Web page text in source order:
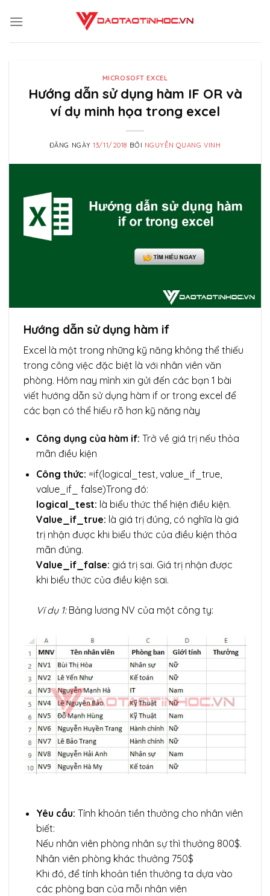
MICROSOFT EXCEL
Hướng dẫn sử dụng hàm IF OR và
ví dụ minh họa trong excel
ĐĂNG NGÀY13/11/2018 BỞI NGUYỄN QUANG VINH
Hướng dẫn sử dụng hàm if
Excel là một trong những kỹ năng không thể thiếu
trong công việc đặc biệt là với nhân viên văn
phòng. Hôm nay mình xin gửi đến các bạn 1 bài
viết hướng dẫn sử dụng hàm if or trong excel để
các bạn có thể hiểu rõ hơn kỹ năng này
Công dụng của hàm if: Trở về giá trị nếu thỏa
mãn điều kiện
Công thức: =if(logical_test, value_if_true,
value_if_ false)Trong đó:
logical_test: là biểu thức thể hiện điều kiện.
Value_if_true: là giá trị đúng, có nghĩa là giá
trị nhận được khi biểu thức của điều kiện thỏa
mãn đúng.
Value_if_false: giá trị sai. Giá trị nhận được
khi biểu thức của điều kiện sai.
Ví dụ 1: Bảng lương NV của một công ty:
Yêu cầu: Tính khoản tiền thưởng cho nhân viên
biết:
Nếu nhân viên phòng nhân sự thì thưởng 800$.
Nhân viên phòng khác thưởng 750$
Khi đó, để tính khoản tiền thưởng ta dựa vào
các phòng ban của mỗi nhân viên